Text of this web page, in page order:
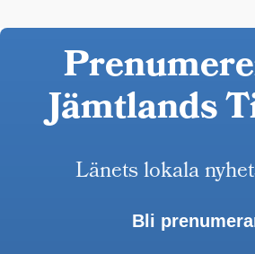
Jämtlands
Länets lokala
Bli